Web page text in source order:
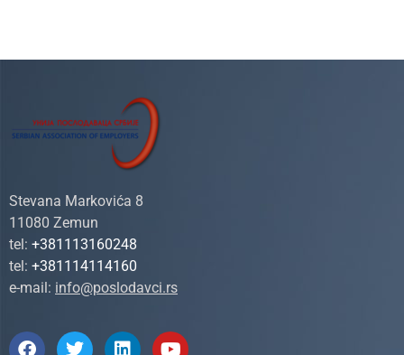
Stevana Markovića 8
11080 Zemun
tel: +381113160248
tel: +381114114160
e-mail: info@poslodavci.rs